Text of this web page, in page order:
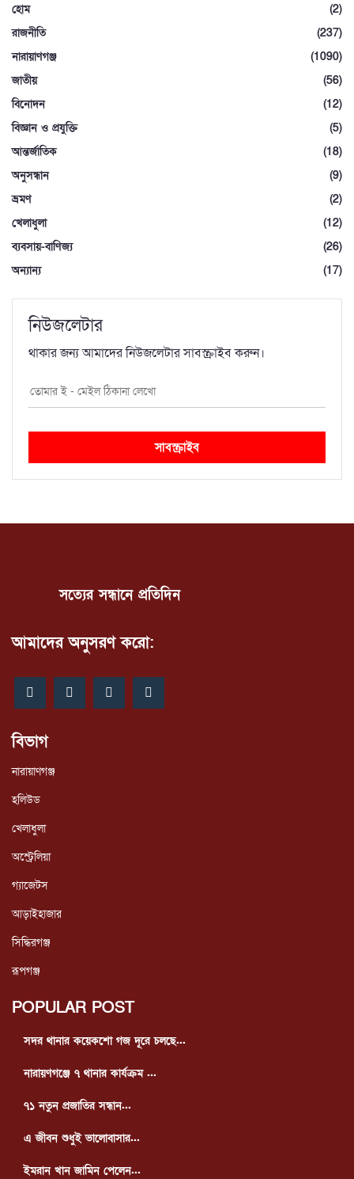
হোম
(2)
রাজনীতি
(237)
নারায়াণগঞ্জ
(1090)
জাতীয়
(56)
বিনোদন
(12)
বিজ্ঞান ও প্রযুক্তি
(5)
আন্তর্জাতিক
(18)
অনুসন্ধান
(9)
ভ্রমণ
(2)
খেলাধুলা
(12)
ব্যবসায়-বাণিজ্য
(26)
অন্যান্য
(17)
নিউজলেটার
থাকার জন্য আমাদের নিউজলেটার সাবস্ক্রাইব করুন।
সাবস্ক্রাইব
সত্যের সন্ধানে প্রতিদিন
আমাদের অনুসরণ করো:
বিভাগ
নারায়াণগঞ্জ
হলিউড
খেলাধুলা
অস্ট্রেলিয়া
গ্যাজেটস
আড়াইহাজার
সিদ্ধিরগঞ্জ
রূপগঞ্জ
POPULAR POST
সদর থানার কয়েকশো গজ দূরে চলছে...
নারায়ণগঞ্জে ৭ থানার কার্যক্রম ...
৭১ নতুন প্রজাতির সন্ধান...
এ জীবন শুধুই ভালোবাসার...
ইমরান খান জামিন পেলেন...